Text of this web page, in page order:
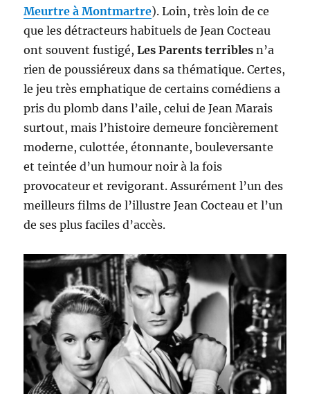
Meurtre à Montmartre). Loin, très loin de ce
que les détracteurs habituels de Jean Cocteau
ont souvent fustigé,Les Parents terribles n’a
rien de poussiéreux dans sa thématique. Certes,
le jeu très emphatique de certains comédiens a
pris du plomb dans l’aile, celui de Jean Marais
surtout, mais l’histoire demeure foncièrement
moderne, culottée, étonnante, bouleversante
et teintée d’un humour noir à la fois
provocateur et revigorant. Assurément l’un des
meilleurs films de l’illustre Jean Cocteau et l’un
de ses plus faciles d’accès.